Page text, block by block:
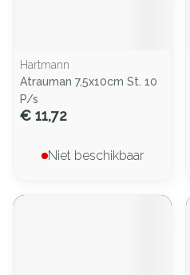
Hartmann
Atrauman 7,5x10cm St. 10
P/s
€ 11,72
Niet beschikbaar